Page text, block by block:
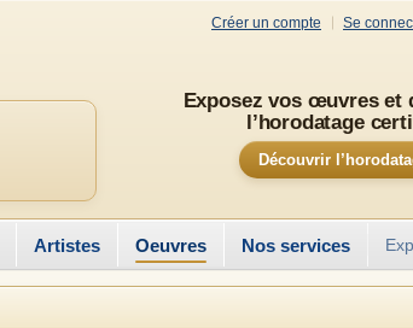
Créer un compte Se
Exposez vos œuvres et
l’horodatage
Découvrir
Artistes Oeuvres Nos services